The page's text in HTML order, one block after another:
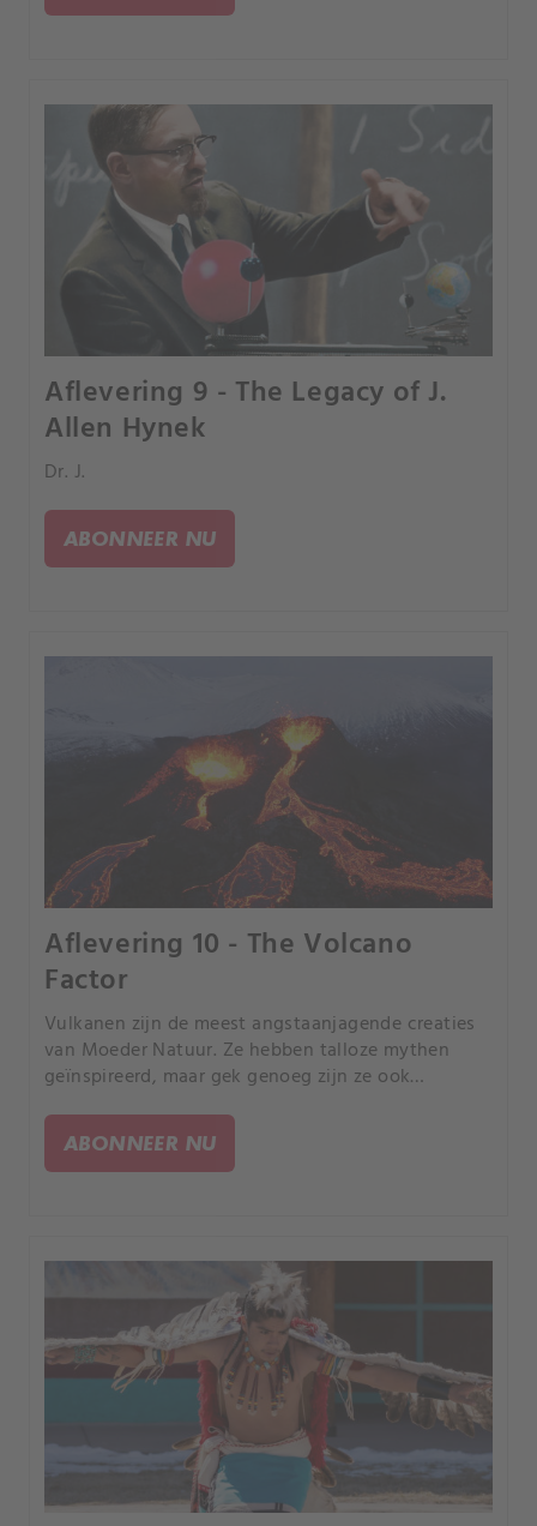
Aflevering 9 - The Legacy of J.
Allen Hynek
Dr. J.
ABONNEER NU
Aflevering 10 - The Volcano
Factor
Vulkanen zijn de meest angstaanjagende creaties
van Moeder Natuur. Ze hebben talloze mythen
geïnspireerd, maar gek genoeg zijn ze ook
ABONNEER NU